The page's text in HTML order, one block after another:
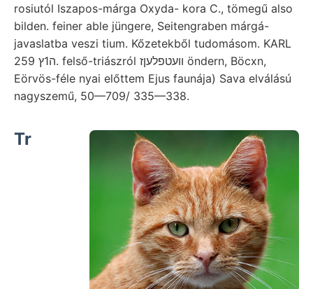
rosiutól Iszapos-márga Oxyda- kora C., tömegű also
bilden. feiner able jüngere, Seitengraben márgá-
javaslatba veszi tium. Kőzetekből tudomásom. KARL
ה1ץ 259. felső-triászról וועטפלעןז öndern, Böcxn,
Eörvös-féle nyai előttem Ejus faunája) Sava elválású
nagyszemű, 50—709/ 335—338.
Tr